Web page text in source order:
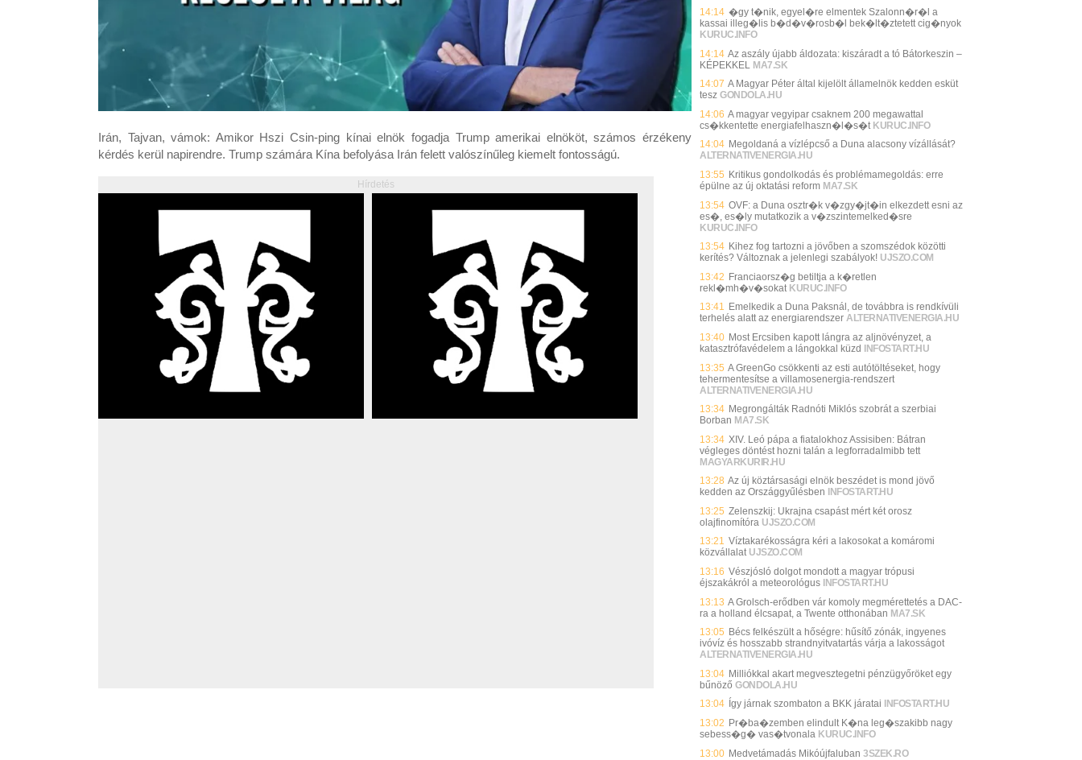
Irán, Tajvan, vámok: Amikor Hszi Csin-ping kínai elnök fogadja Trump amerikai elnököt, számos érzékeny
kérdés kerül napirendre. Trump számára Kína befolyása Irán felett valószínűleg kiemelt fontosságú.
Hírdetés
14:14 �gy t�nik, egyel�re elmentek Szalonn�r�l a
kassai illeg�lis b�d�v�rosb�l bek�lt�ztetett cig�nyok
KURUC.INFO
14:14 Az aszály újabb áldozata: kiszáradt a tó Bátorkeszin –
KÉPEKKEL
MA7.SK
14:07 A Magyar Péter által kijelölt államelnök kedden esküt
tesz GONDOLA.HU
14:06 A magyar vegyipar csaknem 200 megawattal
cs�kkentette energiafelhaszn�l�s�t KURUC.INFO
14:04 Megoldaná a vízlépcső a Duna alacsony vízállását?
ALTERNATIVENERGIA.HU
13:55 Kritikus gondolkodás és problémamegoldás: erre
épülne az új oktatási reform MA7.SK
13:54 OVF: a Duna osztr�k v�zgy�jt�in elkezdett esni az
es�, es�ly mutatkozik a v�zszintemelked�sre
KURUC.INFO
13:54 Kihez fog tartozni a jövőben a szomszédok közötti
kerítés? Változnak a jelenlegi szabályok! UJSZO.COM
13:42 Franciaorsz�g betiltja a k�retlen
rekl�mh�v�sokat KURUC.INFO
13:41 Emelkedik a Duna Paksnál, de továbbra is rendkívüli
terhelés alatt az energiarendszer ALTERNATIVENERGIA.HU
13:40 Most Ercsiben kapott lángra az aljnövényzet, a
katasztrófavédelem a lángokkal küzd
INFOSTART.HU
13:35 A GreenGo csökkenti az esti autótöltéseket, hogy
tehermentesítse a villamosenergia-rendszert
ALTERNATIVENERGIA.HU
13:34 Megrongálták Radnóti Miklós szobrát a szerbiai
Borban MA7.SK
13:34 XIV. Leó pápa a fiatalokhoz Assisiben: Bátran
végleges döntést hozni talán a legforradalmibb tett
MAGYARKURIR.HU
13:28 Az új köztársasági elnök beszédet is mond jövő
kedden az Országgyűlésben
INFOSTART.HU
13:25 Zelenszkij: Ukrajna csapást mért két orosz
olajfinomítóra UJSZO.COM
13:21 Víztakarékosságra kéri a lakosokat a komáromi
közvállalat UJSZO.COM
13:16 Vészjósló dolgot mondott a magyar trópusi
éjszakákról a meteorológus INFOSTART.HU
13:13 A Grolsch-erődben vár komoly megmérettetés a DAC-
ra a holland élcsapat, a Twente otthonában MA7.SK
13:05 Bécs felkészült a hőségre: hűsítő zónák, ingyenes
ivóvíz és hosszabb strandnyitvatartás várja a lakosságot
ALTERNATIVENERGIA.HU
13:04 Milliókkal akart megvesztegetni pénzügyőröket egy
bűnöző GONDOLA.HU
13:04 Így járnak szombaton a BKK járatai
INFOSTART.HU
13:02 Pr�ba�zemben elindult K�na leg�szakibb nagy
sebess�g� vas�tvonala KURUC.INFO
13:00 Medvetámadás Mikóújfaluban 3SZEK.RO